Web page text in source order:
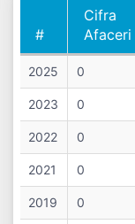
#
Cifra
Afaceri
#
Afaceri
2025 0
2023 0
2022 0
2021 0
2019 0